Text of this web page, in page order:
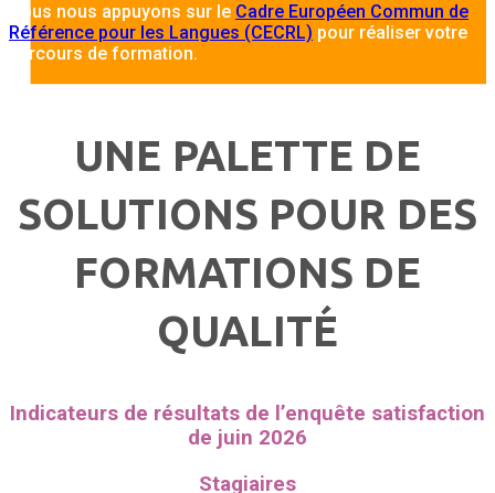
Nous nous appuyons sur le Cadre Européen Commun de
Référence pour les Langues (CECRL) pour réaliser votre
parcours de formation.
UNE PALETTE DE
SOLUTIONS POUR DES
FORMATIONS DE
QUALITÉ
Indicateurs de résultats de l’enquête satisfaction
de juin 2026
Stagiaires